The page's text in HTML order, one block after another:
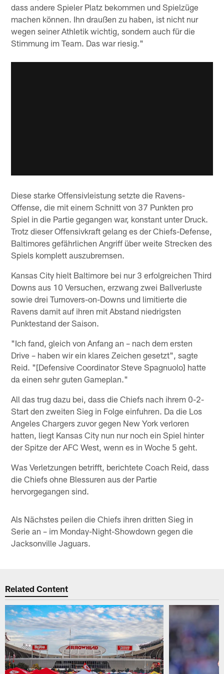
dass andere Spieler Platz bekommen und Spielzüge
machen können. Ihn draußen zu haben, ist nicht nur
wegen seiner Athletik wichtig, sondern auch für die
Stimmung im Team. Das war riesig."
Diese starke Offensivleistung setzte die Ravens-
Offense, die mit einem Schnitt von 37 Punkten pro
Spiel in die Partie gegangen war, konstant unter Druck.
Trotz dieser Offensivkraft gelang es der Chiefs-Defense,
Baltimores gefährlichen Angriff über weite Strecken des
Spiels komplett auszubremsen.
Kansas City hielt Baltimore bei nur 3 erfolgreichen Third
Downs aus 10 Versuchen, erzwang zwei Ballverluste
sowie drei Turnovers-on-Downs und limitierte die
Ravens damit auf ihren mit Abstand niedrigsten
Punktestand der Saison.
"Ich fand, gleich von Anfang an – nach dem ersten
Drive – haben wir ein klares Zeichen gesetzt", sagte
Reid. "[Defensive Coordinator Steve Spagnuolo] hatte
da einen sehr guten Gameplan."
All das trug dazu bei, dass die Chiefs nach ihrem 0-2-
Start den zweiten Sieg in Folge einfuhren. Da die Los
Angeles Chargers zuvor gegen New York verloren
hatten, liegt Kansas City nun nur noch ein Spiel hinter
der Spitze der AFC West, wenn es in Woche 5 geht.
Was Verletzungen betrifft, berichtete Coach Reid, dass
die Chiefs ohne Blessuren aus der Partie
hervorgegangen sind.
Als Nächstes peilen die Chiefs ihren dritten Sieg in
Serie an – im Monday-Night-Showdown gegen die
Jacksonville Jaguars.
Related Content